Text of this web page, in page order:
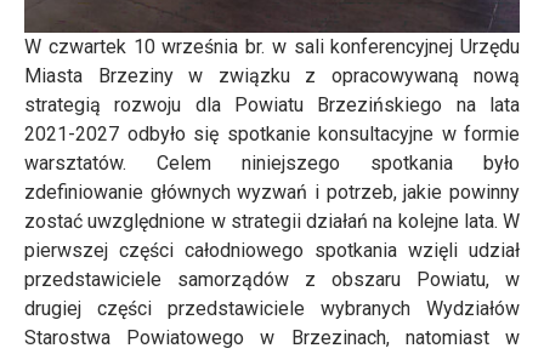
W czwartek 10 września br. w sali konferencyjnej Urzędu
Miasta Brzeziny w związku z opracowywaną nową
strategią rozwoju dla Powiatu Brzezińskiego na lata
2021-2027 odbyło się spotkanie konsultacyjne w formie
warsztatów. Celem niniejszego spotkania było
zdefiniowanie głównych wyzwań i potrzeb, jakie powinny
zostać uwzględnione w strategii działań na kolejne lata. W
pierwszej części całodniowego spotkania wzięli udział
przedstawiciele samorządów z obszaru Powiatu, w
drugiej części przedstawiciele wybranych Wydziałów
Starostwa Powiatowego w Brzezinach, natomiast w